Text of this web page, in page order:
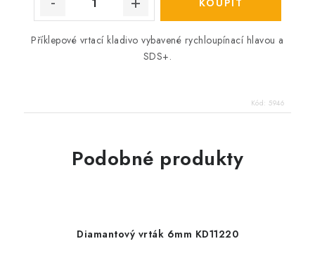
Příklepové vrtací kladivo vybavené rychloupínací hlavou a
SDS+.
Kód: 5946
Podobné produkty
Diamantový vrták 6mm KD11220